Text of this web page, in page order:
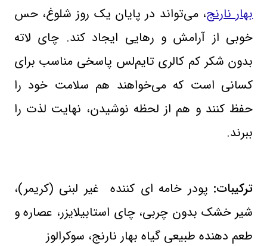
بهار نارنج، می‌تواند در پایان یک روز شلوغ، حس
خوبی از آرامش و رهایی ایجاد کند. چای لاته
بدون شکر کم کالری تایم‌لس پاسخی مناسب برای
کسانی است که می‌خواهند هم سلامت خود را
حفظ کنند و هم از لحظه نوشیدن، نهایت لذت را
ببرند.
ترکیبات: پودر خامه ای کننده غیر لبنی (کریمر)،
شیر خشک بدون چربی، چای استابیلایزر، عصاره و
طعم دهنده طبیعی گیاه بهار نارنج، سوکرالوز